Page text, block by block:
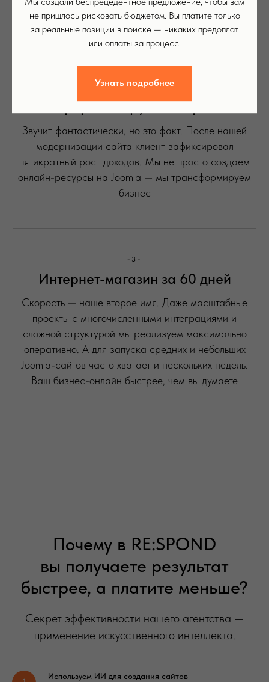
не пришлось рисковать бюджетом. Вы платите только
за реальные позиции в поиске — никаких предоплат
или оплаты за процесс.
Узнать подробнее
Конверсия сайтов и лендингов доходит до 10%,
а иногда и до 25%
-2-
Прирост выручки в 5 раз
Звучит фантастически, но это факт. После нашей
модернизации сайта клиент зафиксировал
пятикратный рост доходов. Мы не просто создаем
онлайн-ресурсы на Joomla — мы трансформируем
бизнес
-3-
Интернет-магазин за 60 дней
Скорость — наше второе имя. Даже масштабные
проекты с многочисленными интеграциями и
сложной структурой мы реализуем максимально
оперативно. А для запуска средних и небольших
Joomla-сайтов часто хватает и нескольких недель.
Ваш бизнес-онлайн быстрее, чем вы думаете
Почему в RE:SPOND
вы получаете результат
быстрее, а платите меньше?
Секрет эффективности нашего агентства —
применение искусственного интеллекта.
Используем ИИ для создания сайтов